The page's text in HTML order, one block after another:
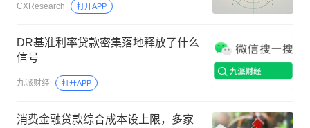
CXResearch 打开APP
DR基准利率贷款密集落地释放了什么
信号
九派财经 打开APP
消费金融贷款综合成本设上限，多家